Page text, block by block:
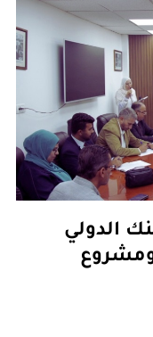
الدولي
ومشروع